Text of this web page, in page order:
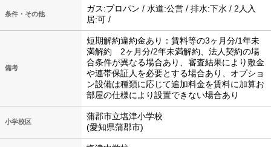
条件・その他
ガス:プロパン / 水道:公営 / 排水:下水 / 2人入
居:可 /
備考
短期解約違約金あり：賃料等の3ヶ月分/1年未
満解約 2ヶ月分/2年未満解約、法人契約の場
合条件が異なる場合あり、審査結果により敷金
や連帯保証人を必要とする場合あり、オプショ
ン設備は種類に応じて追加料金を賃料に加算お
部屋の仕様により設置できない場合あり
小学校区
蒲郡市立塩津小学校
(愛知県蒲郡市)